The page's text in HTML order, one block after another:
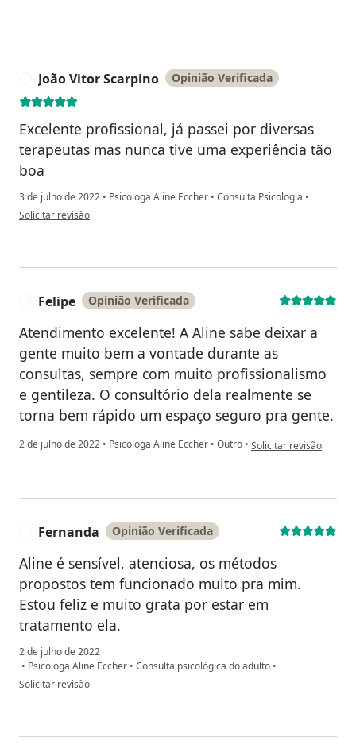
João Vitor Scarpino Opinião Verificada
Excelente profissional, já passei por diversas
terapeutas mas nunca tive uma experiência tão
boa
3 de julho de 2022 • Psicologa Aline Eccher • Consulta Psicologia •
na opinião do utilizador João Vitor Scarpino
Solicitar revisão
Felipe Opinião Verificada
Atendimento excelente! A Aline sabe deixar a
gente muito bem a vontade durante as
consultas, sempre com muito profissionalismo
e gentileza. O consultório dela realmente se
torna bem rápido um espaço seguro pra gente.
2 de julho de 2022 • Psicologa Aline Eccher • Outro • na opinião do utilizador
Solicitar revisão
Fernanda Opinião Verificada
Aline é sensível, atenciosa, os métodos
propostos tem funcionado muito pra mim.
Estou feliz e muito grata por estar em
tratamento ela.
2 de julho de 2022
• Psicologa Aline Eccher • Consulta psicológica do adulto •
na opinião do utilizador Fernanda
Solicitar revisão